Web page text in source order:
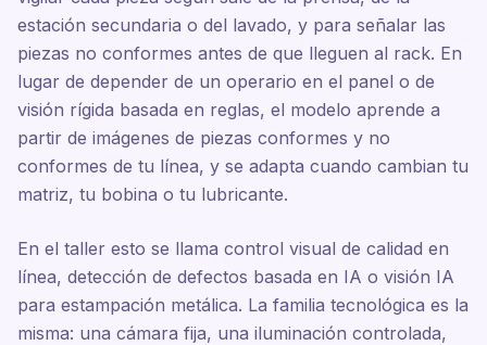
estación secundaria o del lavado, y para señalar las
piezas no conformes antes de que lleguen al rack. En
lugar de depender de un operario en el panel o de
visión rígida basada en reglas, el modelo aprende a
partir de imágenes de piezas conformes y no
conformes de tu línea, y se adapta cuando cambian tu
matriz, tu bobina o tu lubricante.
En el taller esto se llama control visual de calidad en
línea, detección de defectos basada en IA o visión IA
para estampación metálica. La familia tecnológica es la
misma: una cámara fija, una iluminación controlada,